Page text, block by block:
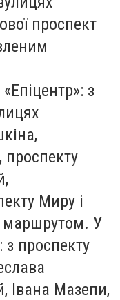
проспект
з
Миру і
маршрутом. У
проспекту
Івана Мазепи,